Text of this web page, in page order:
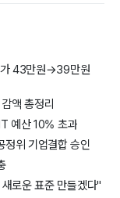
가 43만원→39만원
액 총정리
예산 10% 초과
정위 기업결합 승인
로운 표준 만들겠다"